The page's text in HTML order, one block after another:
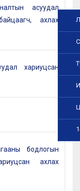
асуудал
ахлах
хариуцсан
бодлогын
ахлах